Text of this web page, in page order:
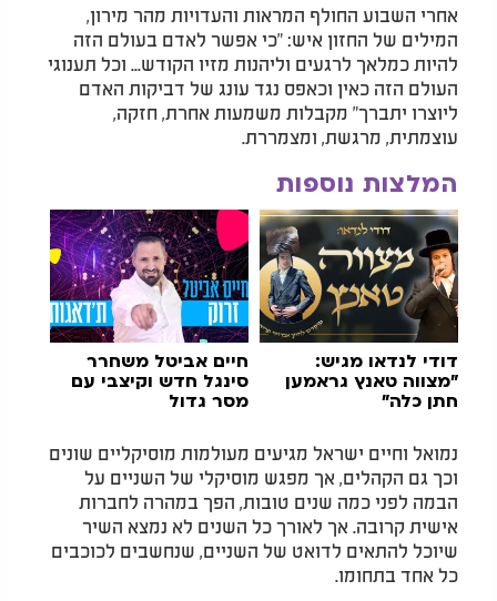
אחרי השבוע החולף המראות והעדויות מהר מירון,
המילים של החזון איש: "כי אפשר לאדם בעולם הזה
להיות כמלאך לרגעים וליהנות מזיו הקודש... וכל תענוגי
העולם הזה כאין וכאפס נגד עונג של דביקות האדם
ליוצרו יתברך" מקבלות משמעות אחרת, חזקה,
עוצמתית, מרגשת, ומצמררת.
המלצות נוספות
דודי לנדאו מגיש:
"מצווה טאנץ גראמען
חתן כלה"
חיים אביטל משחרר
סינגל חדש וקיצבי עם
מסר גדול
נמואל וחיים ישראל מגיעים מעולמות מוסיקליים שונים
וכך גם הקהלים, אך מפגש מוסיקלי של השניים על
הבמה לפני כמה שנים טובות, הפך במהרה לחברות
אישית קרובה. אך לאורך כל השנים לא נמצא השיר
שיוכל להתאים לדואט של השניים, שנחשבים לכוכבים
כל אחד בתחומו.